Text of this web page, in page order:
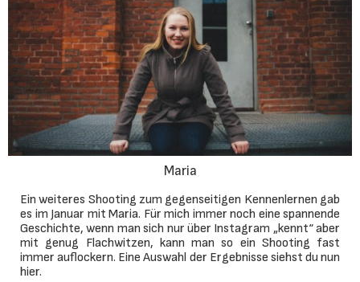
Maria
Ein weiteres Shooting zum gegenseitigen Kennenlernen gab
es im Januar mit Maria. Für mich immer noch eine spannende
Geschichte, wenn man sich nur über Instagram „kennt“ aber
mit genug Flachwitzen, kann man so ein Shooting fast
immer auflockern. Eine Auswahl der Ergebnisse siehst du nun
hier.